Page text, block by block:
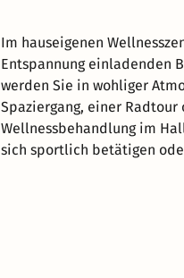
Im hauseigenen
Entspannung einladenden
werden Sie in wohliger
Spaziergang, einer
Wellnessbehandlung im
sich sportlich betätigen